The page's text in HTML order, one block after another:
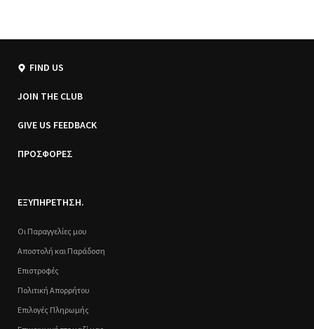
FIND US
JOIN THE CLUB
GIVE US FEEDBACK
ΠΡΟΣΦΟΡΕΣ
ΕΞΥΠΗΡΕΤΗΣΗ.
Οι Παραγγελίες μου
Αποστολή και Παράδοση
Επιστροφές
Πολιτική Απορρήτου
Επιλογές Πληρωμής